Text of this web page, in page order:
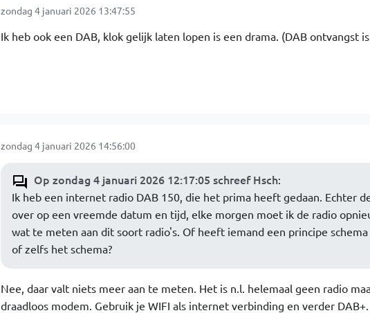
zondag 4 januari 2026 13:47:55
Ik heb ook een DAB, klok gelijk laten lopen is een drama. (DAB ontvangst
zondag 4 januari 2026 14:56:00
Op zondag 4 januari 2026 12:17:05 schreef Hsch:
Ik heb een internet radio DAB 150, die het prima heeft gedaan. Echter
over op een vreemde datum en tijd, elke morgen moet ik de radio
wat te meten aan dit soort radio's. Of heeft iemand een principe
of zelfs het schema?
Nee, daar valt niets meer aan te meten. Het is n.l. helemaal geen radio
draadloos modem. Gebruik je WIFI als internet verbinding en verder DAB+.